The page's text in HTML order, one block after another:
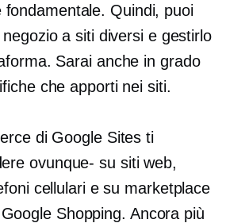
fondamentale. Quindi, puoi
a siti diversi e gestirlo
Sarai anche in grado
che apporti nei siti.
di Google Sites ti
ovunque- su siti web,
cellulari e su marketplace
Shopping. Ancora più